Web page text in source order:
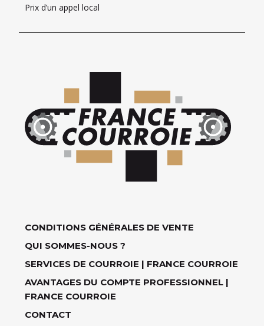
Prix d’un appel local
CONDITIONS GÉNÉRALES DE VENTE
QUI SOMMES-NOUS ?
SERVICES DE COURROIE | FRANCE COURROIE
AVANTAGES DU COMPTE PROFESSIONNEL |
FRANCE COURROIE
CONTACT